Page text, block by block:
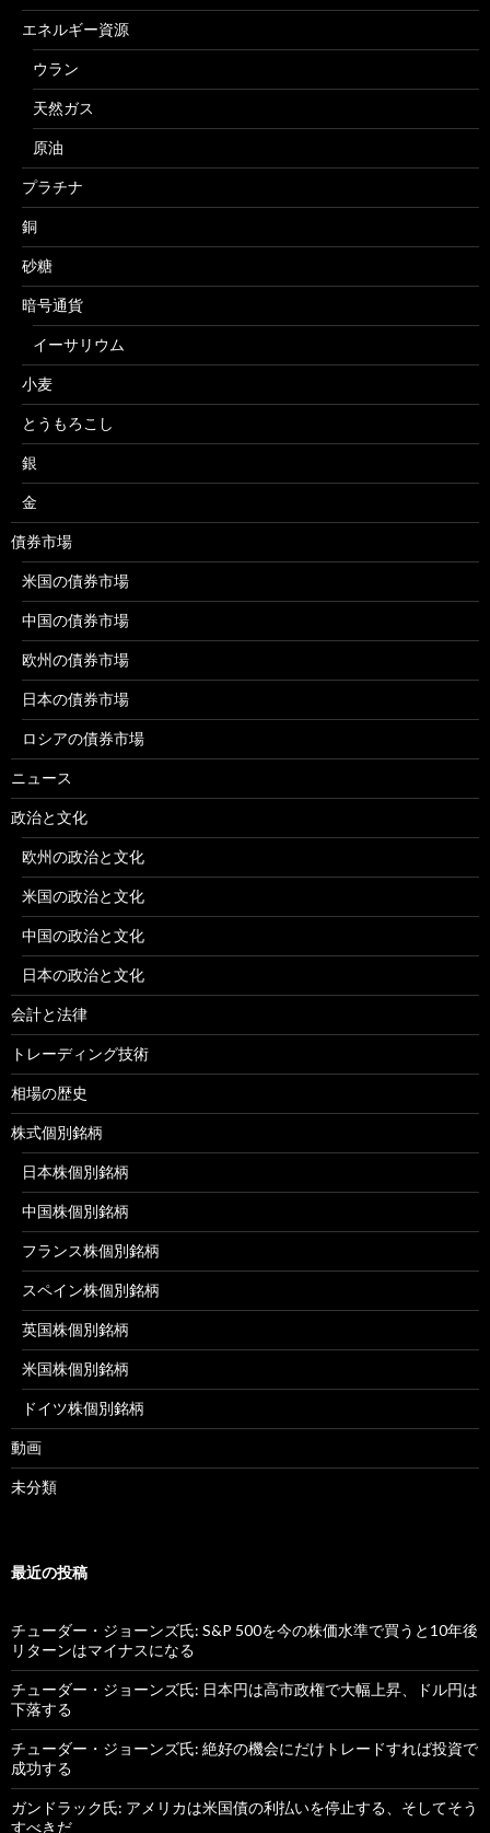
エネルギー資源
ウラン
天然ガス
原油
プラチナ
銅
砂糖
暗号通貨
イーサリウム
小麦
とうもろこし
銀
金
債券市場
米国の債券市場
中国の債券市場
欧州の債券市場
日本の債券市場
ロシアの債券市場
ニュース
政治と文化
欧州の政治と文化
米国の政治と文化
中国の政治と文化
日本の政治と文化
会計と法律
トレーディング技術
相場の歴史
株式個別銘柄
日本株個別銘柄
中国株個別銘柄
フランス株個別銘柄
スペイン株個別銘柄
英国株個別銘柄
米国株個別銘柄
ドイツ株個別銘柄
動画
未分類
最近の投稿
チューダー・ジョーンズ氏: S&P 500を今の株価水準で買うと10年後
リターンはマイナスになる
チューダー・ジョーンズ氏: 日本円は高市政権で大幅上昇、ドル円は
下落する
チューダー・ジョーンズ氏: 絶好の機会にだけトレードすれば投資で
成功する
ガンドラック氏: アメリカは米国債の利払いを停止する、そしてそう
すべきだ